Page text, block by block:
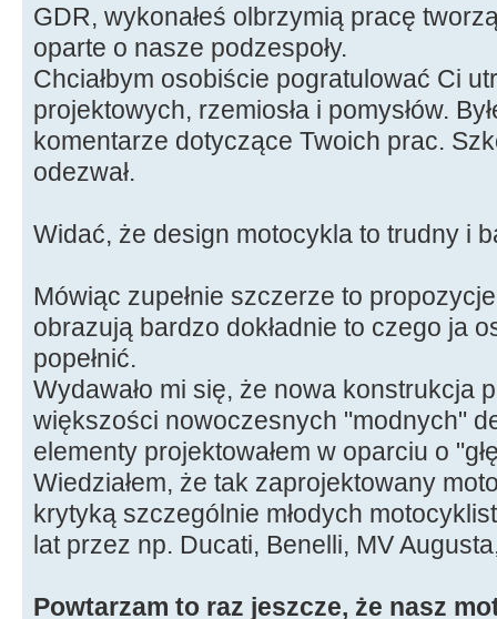
GDR, wykonałeś olbrzymią pracę
oparte o nasze podzespoły.
Chciałbym osobiście pogratulować Ci
projektowych, rzemiosła i pomysłów.
komentarze dotyczące Twoich prac.
odezwał.
Widać, że design motocykla to trudny i
Mówiąc zupełnie szczerze to
obrazują bardzo dokładnie to czego ja
popełnić.
Wydawało mi się, że nowa konstrukcja
większości nowoczesnych "modnych"
elementy projektowałem w oparciu o
Wiedziałem, że tak zaprojektowany
krytyką szczególnie młodych
lat przez np. Ducati, Benelli, MV
Powtarzam to raz jeszcze, że nasz